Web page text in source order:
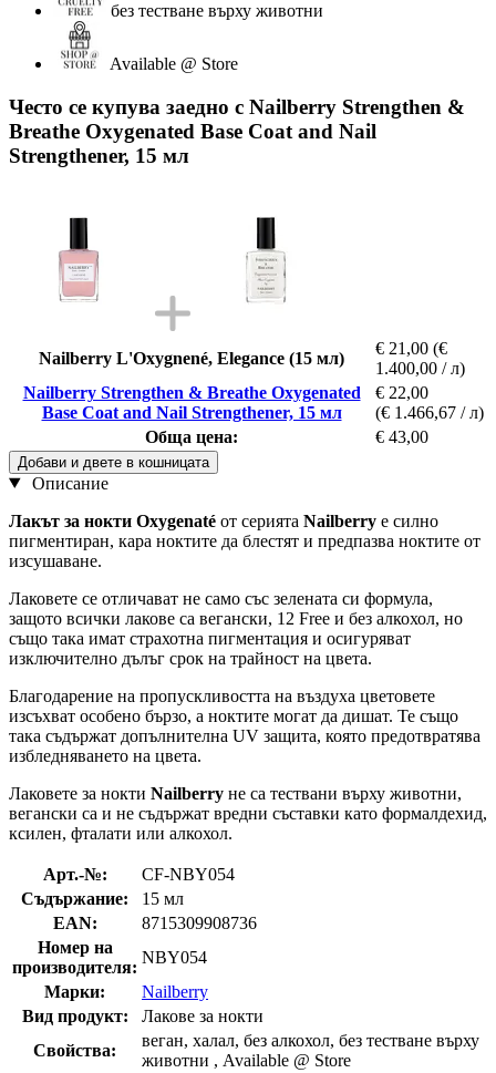
без тестване върху животни
Available @ Store
Често се купува заедно с Nailberry Strengthen &
Breathe Oxygenated Base Coat and Nail
Strengthener, 15 мл
Nailberry L'Oxygnené, Elegance (15 мл)
€ 21,00 (€
1.400,00 / л)
Nailberry Strengthen & Breathe Oxygenated
Base Coat and Nail Strengthener, 15 мл
€ 22,00
(€ 1.466,67 / л)
Обща цена:
€ 43,00
Добави и двете в кошницата
Описание
Лакът за нокти Oxygenaté от серията Nailberry е силно
пигментиран, кара ноктите да блестят и предпазва ноктите от
изсушаване.
Лаковете се отличават не само със зелената си формула,
защото всички лакове са вегански, 12 Free и без алкохол, но
също така имат страхотна пигментация и осигуряват
изключително дълъг срок на трайност на цвета.
Благодарение на пропускливостта на въздуха цветовете
изсъхват особено бързо, а ноктите могат да дишат. Те също
така съдържат допълнителна UV защита, която предотвратява
избледняването на цвета.
Лаковете за нокти Nailberry не са тествани върху животни,
вегански са и не съдържат вредни съставки като формалдехид,
ксилен, фталати или алкохол.
Арт.-№:
CF-NBY054
Съдържание:
15 мл
EAN:
8715309908736
Номер на
производителя:
NBY054
Марки:
Nailberry
Вид продукт:
Лакове за нокти
Свойства:
веган, халал, без алкохол, без тестване върху
животни , Available @ Store